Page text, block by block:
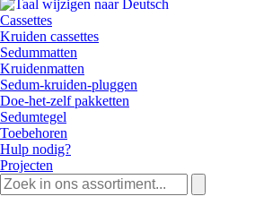
Cassettes
Kruiden cassettes
Sedummatten
Kruidenmatten
Sedum-kruiden-pluggen
Doe-het-zelf pakketten
Sedumtegel
Toebehoren
Hulp nodig?
Projecten
Zoeken
naar: